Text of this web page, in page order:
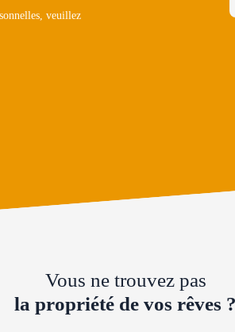
veuillez
Vous ne trouvez pas
la propriété de vos rêves ?